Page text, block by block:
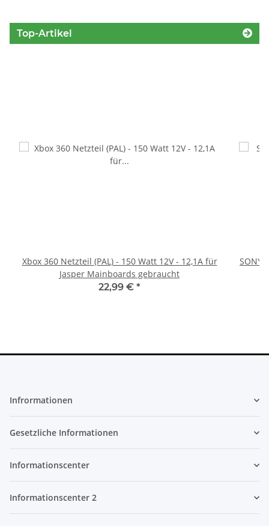
Top-Artikel
Xbox 360 Netzteil (PAL) - 150 Watt 12V - 12,1A für
Jasper Mainboards gebraucht
22,99 € *
SONY
Infrormationen
Gesetzliche Informationen
Informationscenter
Informationscenter 2